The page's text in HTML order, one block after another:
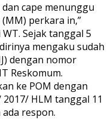
cape menunggu
perkara in,”
Sejak tanggal 5
mengaku sudah
dengan nomor
Reskomum.
ke POM dengan
2017/ HLM tanggal 11
respon.